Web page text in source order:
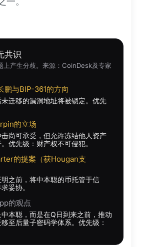
共识
上产生分歧。来源：CoinDesk及专家
鹏与BIP-361的方向
迁移的漏洞地址将被锁定。优先
的立场
尚可承受，但允许冻结他人资产
优先级：财产权不可侵犯。
的提案（获Hougan支
之前，将中本聪的币托管于信
妥协。
的观点
本聪，而是在Q日到来之前，推动
至后量子密码学体系。优先级：